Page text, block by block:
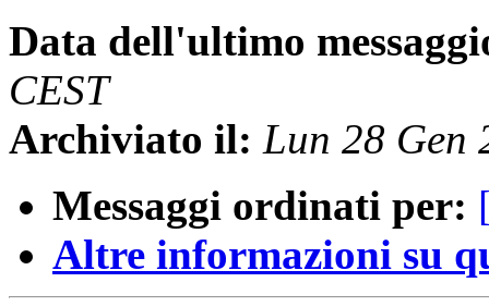
Data dell'ultimo
CEST
Archiviato il: Lun 28 Gen
Messaggi ordinati per:
Altre informazioni su